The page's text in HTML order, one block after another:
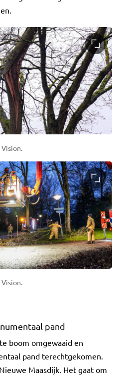
Vision.
pand
boom omgewaaid en
pand terechtgekomen.
Maasdijk. Het gaat om